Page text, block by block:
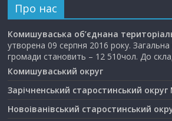
Про нас
Комишуваська об’єднана
утворена 09 серпня 2016 року. Загальна
громади становить – 12 510чол. До
Комишуваський округ
Зарічненський старостинський округ
Новоіванівський старостинський